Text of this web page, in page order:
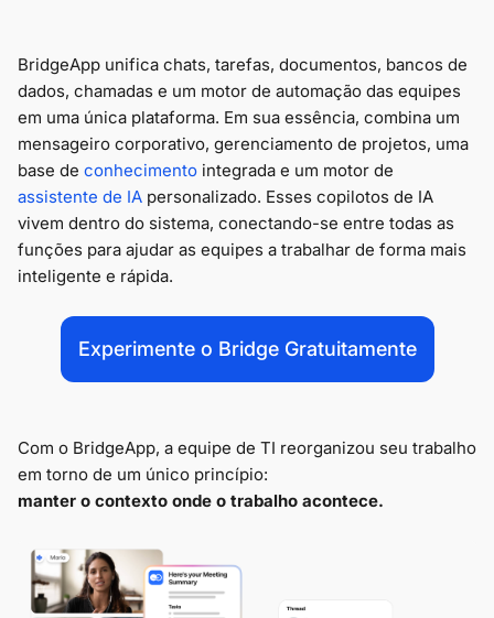
BridgeApp unifica chats, tarefas, documentos, bancos de
dados, chamadas e um motor de automação das equipes
em uma única plataforma. Em sua essência, combina um
mensageiro corporativo, gerenciamento de projetos, uma
base de conhecimento integrada e um motor de
assistente de IA personalizado. Esses copilotos de IA
vivem dentro do sistema, conectando-se entre todas as
funções para ajudar as equipes a trabalhar de forma mais
inteligente e rápida.
Experimente o Bridge Gratuitamente
Com o BridgeApp, a equipe de TI reorganizou seu trabalho
em torno de um único princípio:
manter o contexto onde o trabalho acontece.